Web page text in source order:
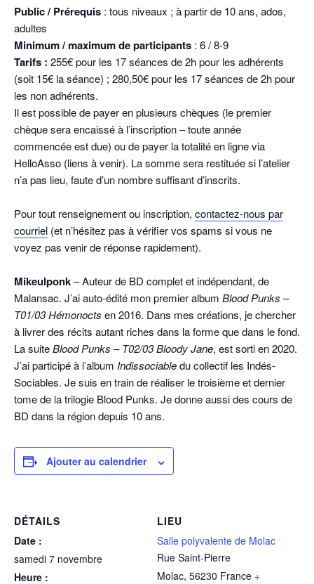
Public / Prérequis : tous niveaux ; à partir de 10 ans, ados,
adultes
Minimum / maximum de participants : 6 / 8-9
Tarifs : 255€ pour les 17 séances de 2h pour les adhérents
(soit 15€ la séance) ; 280,50€ pour les 17 séances de 2h pour
les non adhérents.
Il est possible de payer en plusieurs chèques (le premier
chèque sera encaissé à l’inscription – toute année
commencée est due) ou de payer la totalité en ligne via
HelloAsso (liens à venir). La somme sera restituée si l’atelier
n’a pas lieu, faute d’un nombre suffisant d’inscrits.
Pour tout renseignement ou inscription, contactez-nous par
courriel (et n’hésitez pas à vérifier vos spams si vous ne
voyez pas venir de réponse rapidement).
Mikeulponk– Auteur de BD complet et indépendant, de
Malansac. J’ai auto-édité mon premier album Blood Punks –
T01/03 Hémonocts en 2016. Dans mes créations, je chercher
à livrer des récits autant riches dans la forme que dans le fond.
La suiteBlood Punks – T02/03 Bloody Jane, est sorti en 2020.
J’ai participé à l’album Indissociabledu collectif les Indés-
Sociables. Je suis en train de réaliser le troisième et dernier
tome de la trilogie Blood Punks. Je donne aussi des cours de
BD dans la région depuis 10 ans.
Ajouter au calendrier
DÉTAILS
Date :
samedi 7 novembre
Heure :
LIEU
Salle polyvalente de Molac
Rue Saint-Pierre
Molac, 56230 France +